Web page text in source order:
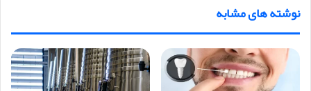
نوشته های مشابه